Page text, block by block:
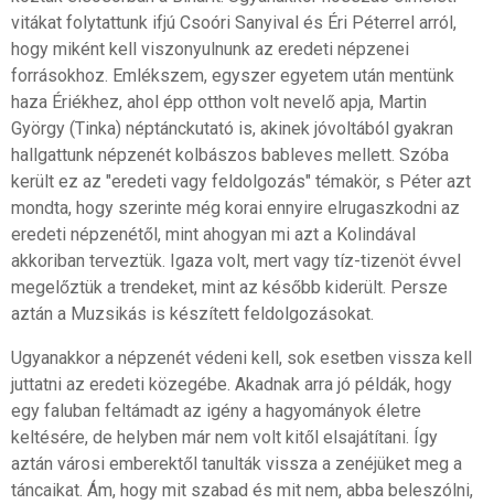
vitákat folytattunk ifjú Csoóri Sanyival és Éri Péterrel arról,
hogy miként kell viszonyulnunk az eredeti népzenei
forrásokhoz. Emlékszem, egyszer egyetem után mentünk
haza Ériékhez, ahol épp otthon volt nevelő apja, Martin
György (Tinka) néptánckutató is, akinek jóvoltából gyakran
hallgattunk népzenét kolbászos bableves mellett. Szóba
került ez az "eredeti vagy feldolgozás" témakör, s Péter azt
mondta, hogy szerinte még korai ennyire elrugaszkodni az
eredeti népzenétől, mint ahogyan mi azt a Kolindával
akkoriban terveztük. Igaza volt, mert vagy tíz-tizenöt évvel
megelőztük a trendeket, mint az később kiderült. Persze
aztán a Muzsikás is készített feldolgozásokat.
Ugyanakkor a népzenét védeni kell, sok esetben vissza kell
juttatni az eredeti közegébe. Akadnak arra jó példák, hogy
egy faluban feltámadt az igény a hagyományok életre
keltésére, de helyben már nem volt kitől elsajátítani. Így
aztán városi emberektől tanulták vissza a zenéjüket meg a
táncaikat. Ám, hogy mit szabad és mit nem, abba beleszólni,